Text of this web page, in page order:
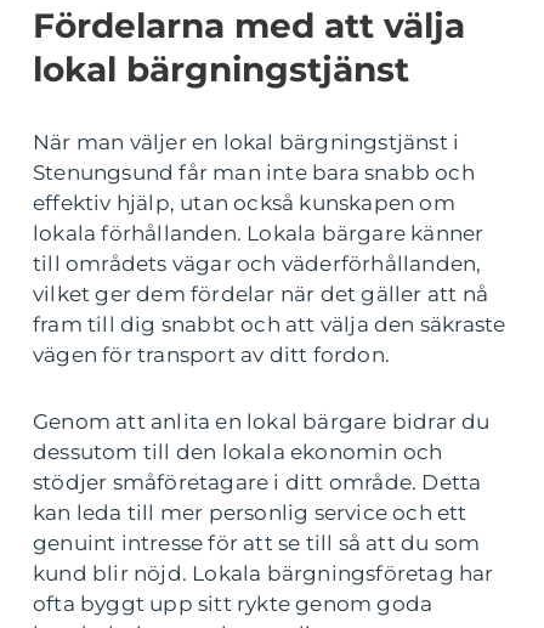
Fördelarna med att välja
lokal bärgningstjänst
När man väljer en lokal bärgningstjänst i
Stenungsund får man inte bara snabb och
effektiv hjälp, utan också kunskapen om
lokala förhållanden. Lokala bärgare känner
till områdets vägar och väderförhållanden,
vilket ger dem fördelar när det gäller att nå
fram till dig snabbt och att välja den säkraste
vägen för transport av ditt fordon.
Genom att anlita en lokal bärgare bidrar du
dessutom till den lokala ekonomin och
stödjer småföretagare i ditt område. Detta
kan leda till mer personlig service och ett
genuint intresse för att se till så att du som
kund blir nöjd. Lokala bärgningsföretag har
ofta byggt upp sitt rykte genom goda